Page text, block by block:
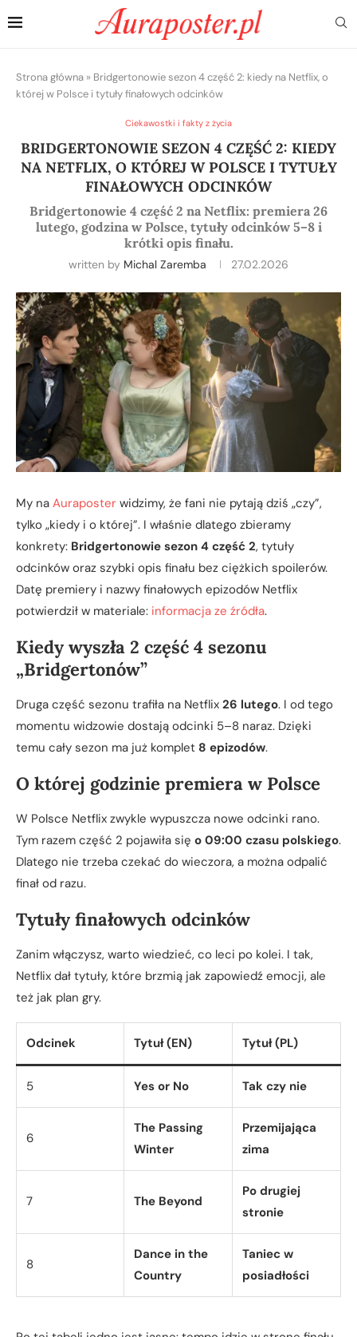
Strona główna » Bridgertonowie sezon 4 część 2: kiedy na Netflix, o
której w Polsce i tytuły finałowych odcinków
Ciekawostki i fakty z życia
BRIDGERTONOWIE SEZON 4 CZĘŚĆ 2: KIEDY
NA NETFLIX, O KTÓREJ W POLSCE I TYTUŁY
FINAŁOWYCH ODCINKÓW
Bridgertonowie 4 część 2 na Netflix: premiera 26
lutego, godzina w Polsce, tytuły odcinków 5–8 i
krótki opis finału.
written by Michal Zaremba 27.02.2026
My na Auraposter widzimy, że fani nie pytają dziś „czy”,
tylko „kiedy i o której”. I właśnie dlatego zbieramy
konkrety: Bridgertonowie sezon 4 część 2, tytuły
odcinków oraz szybki opis finału bez ciężkich spoilerów.
Datę premiery i nazwy finałowych epizodów Netflix
potwierdził w materiale: informacja ze źródła.
Kiedy wyszła 2 część 4 sezonu
„Bridgertonów”
Druga część sezonu trafiła na Netflix 26 lutego. I od tego
momentu widzowie dostają odcinki 5–8 naraz. Dzięki
temu cały sezon ma już komplet 8 epizodów.
O której godzinie premiera w Polsce
W Polsce Netflix zwykle wypuszcza nowe odcinki rano.
Tym razem część 2 pojawiła się o 09:00 czasu polskiego.
Dlatego nie trzeba czekać do wieczora, a można odpalić
finał od razu.
Tytuły finałowych odcinków
Zanim włączysz, warto wiedzieć, co leci po kolei. I tak,
Netflix dał tytuły, które brzmią jak zapowiedź emocji, ale
też jak plan gry.
Odcinek Tytuł (EN) Tytuł (PL)
5 Yes or No Tak czy nie
6
The Passing
Winter
Przemijająca
zima
7 The Beyond
Po drugiej
stronie
8
Dance in the
Country
Taniec w
posiadłości